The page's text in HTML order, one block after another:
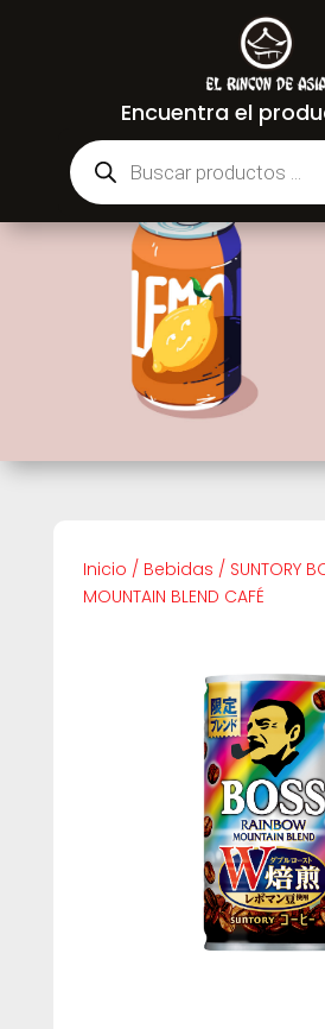
Encuentra el
Búsqueda
de
productos
Inicio / Bebidas / SUNTORY
MOUNTAIN BLEND CAFÉ